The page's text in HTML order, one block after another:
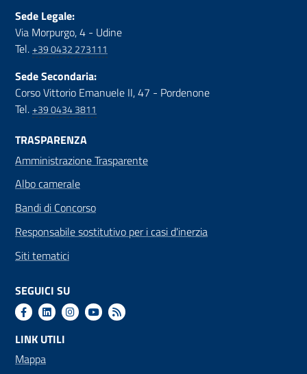
Sede Legale:
Via Morpurgo, 4 - Udine
Tel.+39 0432 273111
Sede Secondaria:
Corso Vittorio Emanuele II, 47 - Pordenone
Tel.+39 0434 3811
TRASPARENZA
Amministrazione Trasparente
Albo camerale
Bandi di Concorso
Responsabile sostitutivo per i casi d'inerzia
Siti tematici
SEGUICI SU
LINK UTILI
Mappa